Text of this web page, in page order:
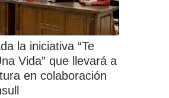
la iniciativa “Te
Vida” que llevará a
en colaboración